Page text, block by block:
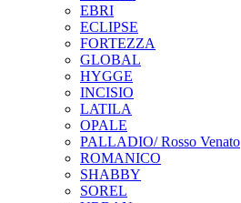
EBRI
ECLIPSE
FORTEZZA
GLOBAL
HYGGE
INCISIO
LATILA
OPALE
PALLADIO/ Rosso Venato
ROMANICO
SHABBY
SOREL